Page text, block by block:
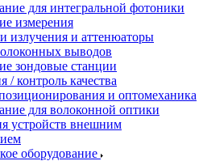
для интегральной фотоники
измерения
излучения и аттенюаторы
выводов
зондовые станции
/ контроль качества
и оптомеханика
для волоконной оптики
устройств внешним
оборудование